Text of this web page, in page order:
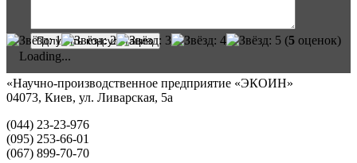
(5 оценок)
Loading...
«Научно-производственное предприятие «ЭКОИН»
04073, Киев, ул. Ливарская, 5а
(044) 23-23-976
(095) 253-66-01
(067) 899-70-70